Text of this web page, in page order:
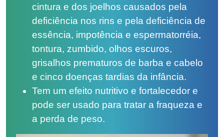
cintura e dos joelhos causados ​​pela
deficiência nos rins e pela deficiência de
essência, impotência e espermatorréia,
tontura, zumbido, olhos escuros,
grisalhos prematuros de barba e cabelo
e cinco doenças tardias da infância.
Tem um efeito nutritivo e fortalecedor e
pode ser usado para tratar a fraqueza e
a perda de peso.